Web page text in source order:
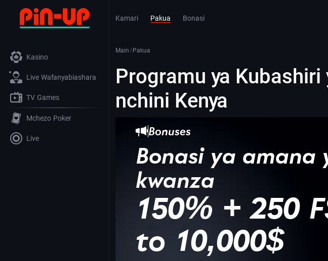
Kasino
Live Wafanyabiashara
TV Games
Mchezo Poker
Live
Kamari Pakua Bonasi
Main / Pakua
Programu ya Kubashiri
nchini Kenya
Bonuses
Bonasi ya amana
kwanza
150% + 250
to 10,000$